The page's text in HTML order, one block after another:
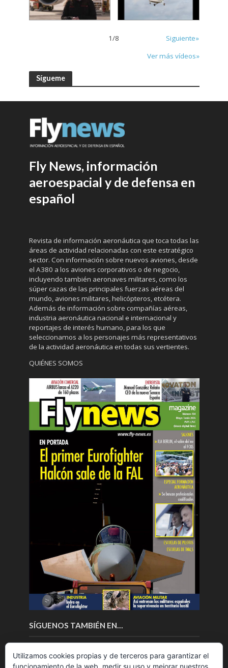
1/8
Siguiente»
Ver más vídeos»
Sígueme
Fly News, información
aeroespacial y de defensa en
español
Revista de información aeronáutica que toca todas las
áreas de actividad relacionadas con este estratégico
sector. Con información sobre nuevos aviones, desde
el A380 a los aviones corporativos o de negocio,
incluyendo también aeronaves militares, como los
súper cazas de las principales fuerzas aéreas del
mundo, aviones militares, helicópteros, etcétera.
Además de información sobre compañías aéreas,
industria aeronáutica nacional e internacional y
reportajes de interés humano, para los que
seleccionamos a los personajes más representativos
de la actividad aeronáutica en todas sus vertientes.
QUIÉNES SOMOS
SÍGUENOS TAMBIÉN EN…
Utilizamos cookies propias y de terceros para garantizar el
funcionamiento de la web, medir su uso y mejorar nuestros